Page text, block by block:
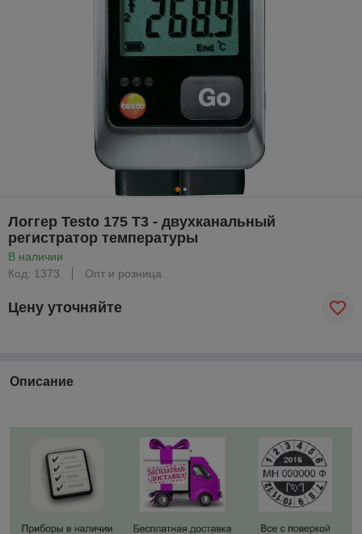
Логгер Testo 175 T3 - двухканальный
регистратор температуры
В наличии
Код: 1373
Опт и розница
Цену уточняйте
Описание